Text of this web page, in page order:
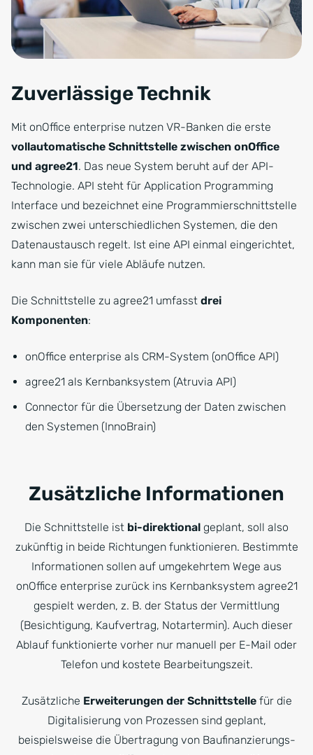
Zuverlässige Technik
Mit onOffice enterprise nutzen VR-Banken die erste
vollautomatische Schnittstelle zwischen onOffice
und agree21. Das neue System beruht auf der API-
Technologie. API steht für Application Programming
Interface und bezeichnet eine Programmierschnittstelle
zwischen zwei unterschiedlichen Systemen, die den
Datenaustausch regelt. Ist eine API einmal eingerichtet,
kann man sie für viele Abläufe nutzen.
Die Schnittstelle zu agree21 umfasst drei
Komponenten:
onOffice enterprise als CRM-System (onOffice API)
agree21 als Kernbanksystem (Atruvia API)
Connector für die Übersetzung der Daten zwischen
den Systemen (InnoBrain)
Zusätzliche Informationen
Die Schnittstelle ist bi-direktional geplant, soll also
zukünftig in beide Richtungen funktionieren. Bestimmte
Informationen sollen auf umgekehrtem Wege aus
onOffice enterprise zurück ins Kernbanksystem agree21
gespielt werden, z. B. der Status der Vermittlung
(Besichtigung, Kaufvertrag, Notartermin). Auch dieser
Ablauf funktionierte vorher nur manuell per E-Mail oder
Telefon und kostete Bearbeitungszeit.
Zusätzliche Erweiterungen der Schnittstellefür die
Digitalisierung von Prozessen sind geplant,
beispielsweise die Übertragung von Baufinanzierungs-